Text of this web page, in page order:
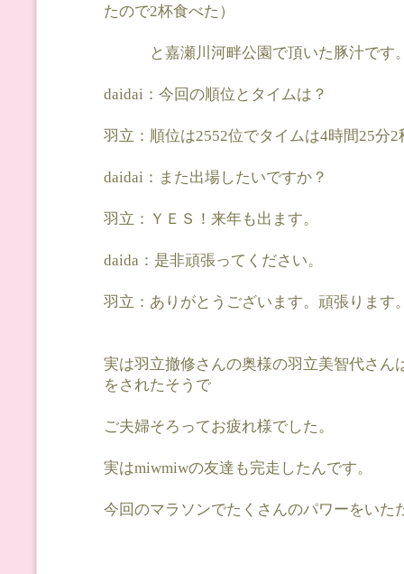
たので2杯食べた）
と嘉瀬川河畔公園で頂いた豚汁です
daidai：今回の順位とタイムは？
羽立：順位は2552位でタイムは4時間25分2
daidai：また出場したいですか？
羽立：ＹＥＳ！来年も出ます。
daida：是非頑張ってください。
羽立：ありがとうございます。頑張ります
実は羽立撤修さんの奥様の羽立美智代さん
をされたそうで
ご夫婦そろってお疲れ様でした。
実はmiwmiwの友達も完走したんです。
今回のマラソンでたくさんのパワーをいた